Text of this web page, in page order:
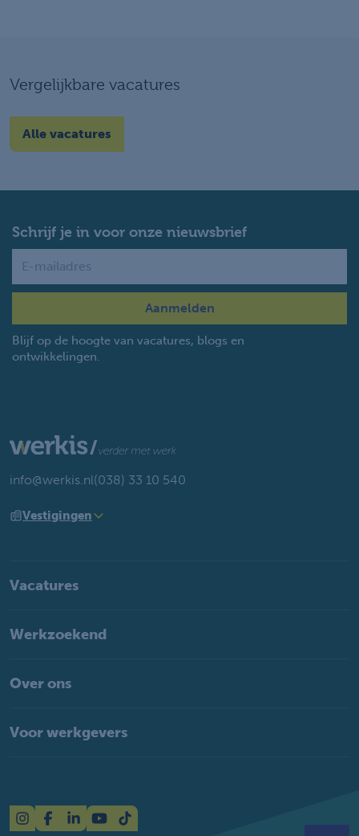
Vergelijkbare vacatures
Alle vacatures
Schrijf je in voor onze nieuwsbrief
Blijf op de hoogte van vacatures, blogs en
ontwikkelingen.
info@werkis.nl(038) 33 10 540
Vestigingen
Vacatures
Werkzoekend
Over ons
Voor werkgevers